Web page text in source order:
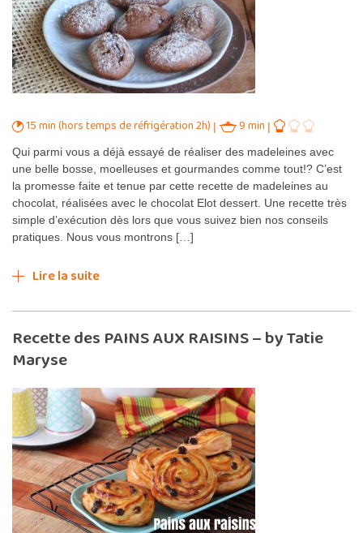
15 min (hors temps de réfrigération 2h) 9 min
Qui parmi vous a déjà essayé de réaliser des madeleines avec
une belle bosse, moelleuses et gourmandes comme tout!? C’est
la promesse faite et tenue par cette recette de madeleines au
chocolat, réalisées avec le chocolat Elot dessert. Une recette très
simple d’exécution dès lors que vous suivez bien nos conseils
pratiques. Nous vous montrons […]
Lire la suite
Recette des PAINS AUX RAISINS – by Tatie
Maryse